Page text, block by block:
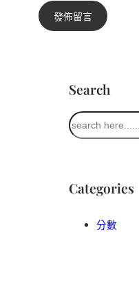
Search
搜
尋
Categories
分數